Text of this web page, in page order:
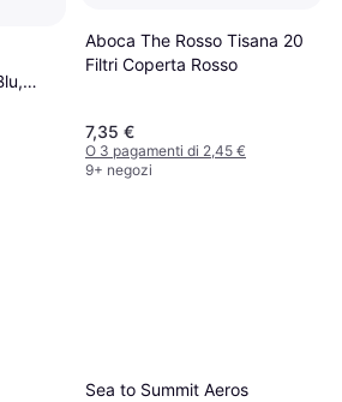
Aboca The Rosso Tisana 20
Filtri Coperta Rosso
7,35 €
O 3 pagamenti di 2,45 €
9+ negozi
Sea to Summit Aeros